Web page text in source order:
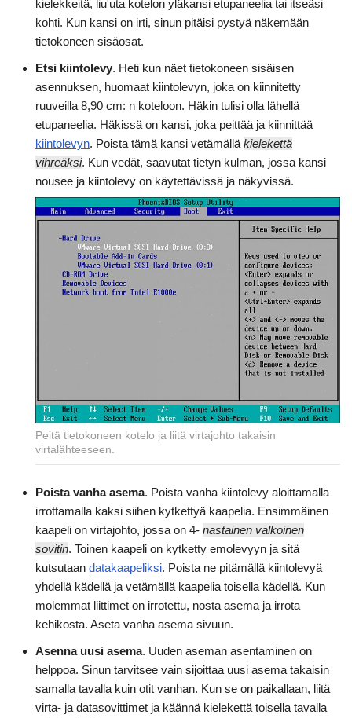
kielekkeitä, liu'uta kotelon yläkansi etupaneelia tai itseäsi
kohti. Kun kansi on irti, sinun pitäisi pystyä näkemään
tietokoneen sisäosat.
Etsi kiintolevy. Heti kun näet tietokoneen sisäisen
asennuksen, huomaat kiintolevyn, joka on kiinnitetty
ruuveilla 8,90 cm: n koteloon. Häkin tulisi olla lähellä
etupaneelia. Häkissä on kansi, joka peittää ja kiinnittää
kiintolevyn. Poista tämä kansi vetämällä kielekettä
vihreäksi. Kun vedät, saavutat tietyn kulman, jossa kansi
nousee ja kiintolevy on käytettävissä ja näkyvissä.
Peitä tietokoneen kotelo ja liitä virtajohto takaisin
virtalähteeseen.
Poista vanha asema. Poista vanha kiintolevy aloittamalla
irrottamalla kaksi siihen kytkettyä kaapelia. Ensimmäinen
kaapeli on virtajohto, jossa on 4- nastainen valkoinen
sovitin. Toinen kaapeli on kytketty emolevyyn ja sitä
kutsutaan datakaapeliksi. Poista ne pitämällä kiintolevyä
yhdellä kädellä ja vetämällä kaapelia toisella kädellä. Kun
molemmat liittimet on irrotettu, nosta asema ja irrota
kehikosta. Aseta vanha asema sivuun.
Asenna uusi asema. Uuden aseman asentaminen on
helppoa. Sinun tarvitsee vain sijoittaa uusi asema takaisin
samalla tavalla kuin otit vanhan. Kun se on paikallaan, liitä
virta- ja datasovittimet ja käännä kielekettä toisella tavalla